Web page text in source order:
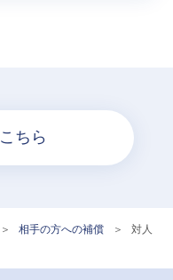
ちら
> 相手の方への補償 >
対人